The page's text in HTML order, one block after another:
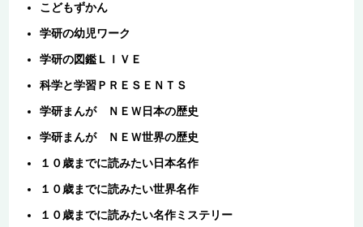
こどもずかん
学研の幼児ワーク
学研の図鑑ＬＩＶＥ
科学と学習ＰＲＥＳＥＮＴＳ
学研まんが ＮＥＷ日本の歴史
学研まんが ＮＥＷ世界の歴史
１０歳までに読みたい日本名作
１０歳までに読みたい世界名作
１０歳までに読みたい名作ミステリー